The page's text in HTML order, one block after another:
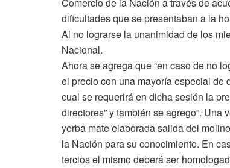
dificultades que se presentaban a la
Al no lograrse la unanimidad de los
Nacional.
Ahora se agrega que “en caso de no
el precio con una mayoría especial de
cual se requerirá en dicha sesión la
directores” y también se agrego”.
yerba mate elaborada salida del
la Nación para su conocimiento. En
tercios el mismo deberá ser